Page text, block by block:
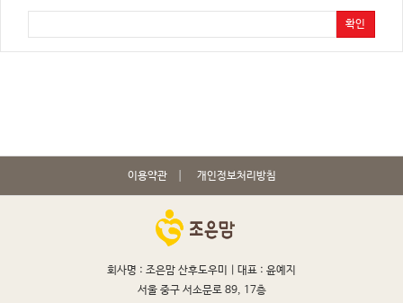
확인
이용약관 개인정보처리방침
회사명 : 조은맘 산후도우미 | 대표 : 윤예지
서울 중구 서소문로 89, 17층